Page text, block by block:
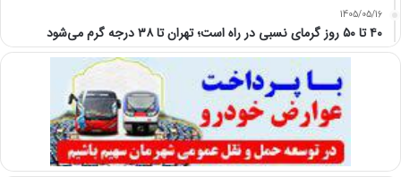
1405/05/16
۴۰ تا ۵۰ روز گرمای نسبی در راه است؛ تهران تا ۳۸ درجه گرم می‌شود